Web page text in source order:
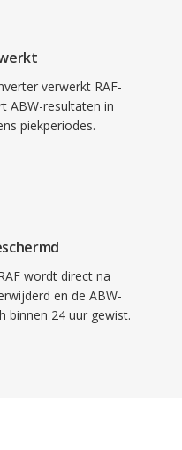
verwerkt RAF-
ABW-resultaten in
piekperiodes.
wordt direct na
en de ABW-
binnen 24 uur gewist.